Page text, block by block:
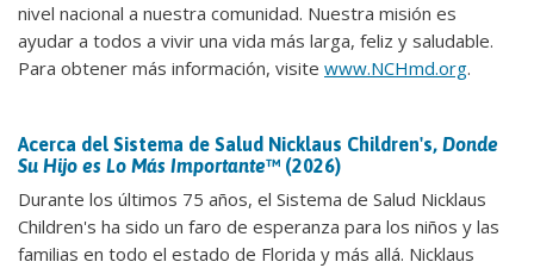
nivel nacional a nuestra comunidad. Nuestra misión es
ayudar a todos a vivir una vida más larga, feliz y saludable.
Para obtener más información, visite www.NCHmd.org.
Acerca del Sistema de Salud Nicklaus Children's, Donde
Su Hijo es Lo Más Importante™ (2026)
Durante los últimos 75 años, el Sistema de Salud Nicklaus
Children's ha sido un faro de esperanza para los niños y las
familias en todo el estado de Florida y más allá. Nicklaus